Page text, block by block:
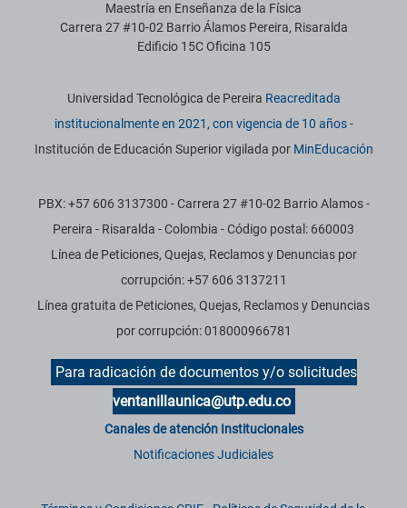
Maestría en Enseñanza de la Física
Carrera 27 #10-02 Barrio Álamos Pereira, Risaralda
Edificio 15C Oficina 105
Información institucional
Universidad Tecnológica de Pereira Reacreditada
institucionalmente en 2021, con vigencia de 10 años-
Institución de Educación Superior vigilada por MinEducación
PBX: +57 606 3137300 - Carrera 27 #10-02 Barrio Alamos -
Pereira - Risaralda - Colombia - Código postal: 660003
Línea de Peticiones, Quejas, Reclamos y Denuncias por
corrupción: +57 606 3137211
Línea gratuita de Peticiones, Quejas, Reclamos y Denuncias
por corrupción: 018000966781
Para radicación de documentos y/o solicitudes
ventanillaunica@utp.edu.co
Canales de atención Institucionales
Notificaciones Judiciales